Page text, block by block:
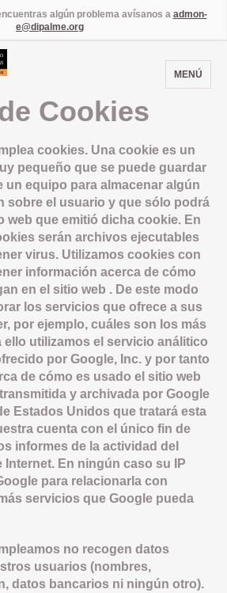
algún problema avísanos a admon-
e@dipalme.org
MENÚ
Cookies
cookies. Una cookie es un
pequeño que se puede guardar
un equipo para almacenar algún
sobre el usuario y que sólo podrá
web que emitió dicha cookie. En
serán archivos ejecutables
virus. Utilizamos cookies con
información acerca de cómo
en el sitio web . De este modo
los servicios que ofrece a sus
por ejemplo, cuáles son los más
ello utilizamos el servicio análitico
por Google, Inc. y por tanto
de cómo es usado el sitio web
y archivada por Google
Estados Unidos que tratará esta
cuenta con el único fin de
informes de la actividad del
Internet. En ningún caso su IP
para relacionarla con
servicios que Google pueda
no recogen datos
usuarios (nombres,
datos bancarios ni ningún otro).